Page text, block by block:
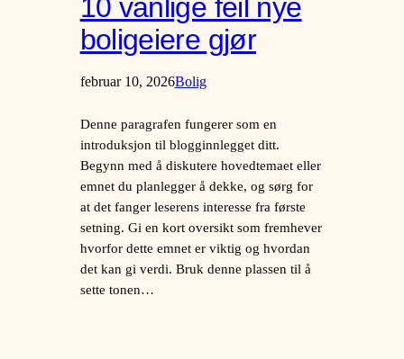
10 vanlige feil nye
boligeiere gjør
februar 10, 2026Bolig
Denne paragrafen fungerer som en
introduksjon til blogginnlegget ditt.
Begynn med å diskutere hovedtemaet eller
emnet du planlegger å dekke, og sørg for
at det fanger leserens interesse fra første
setning. Gi en kort oversikt som fremhever
hvorfor dette emnet er viktig og hvordan
det kan gi verdi. Bruk denne plassen til å
sette tonen…